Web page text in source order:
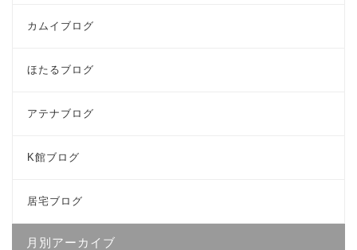
カムイブログ
ほたるブログ
アテナブログ
K館ブログ
居宅ブログ
月別アーカイブ